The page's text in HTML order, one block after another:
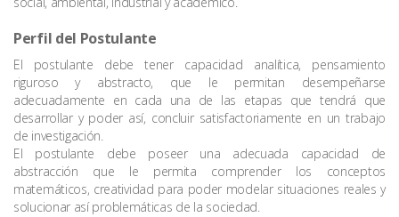
Perfil del Postulante
El postulante debe tener capacidad analítica, pensamiento
riguroso y abstracto, que le permitan desempeñarse
adecuadamente en cada una de las etapas que tendrá que
desarrollar y poder así, concluir satisfactoriamente en un trabajo
de investigación.
El postulante debe poseer una adecuada capacidad de
abstracción que le permita comprender los conceptos
matemáticos, creatividad para poder modelar situaciones reales y
solucionar así problemáticas de la sociedad.